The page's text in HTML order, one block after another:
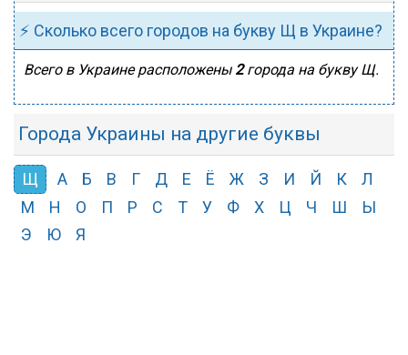
⚡ Сколько всего городов на букву Щ в Украине?
Всего в Украине расположены 2города на букву Щ.
Города Украины на другие буквы
Щ А Б В Г Д Е Ё Ж З И Й К
Л
М
Н О П Р С Т У Ф Х Ц Ч Ш
Ы
Э
Ю Я